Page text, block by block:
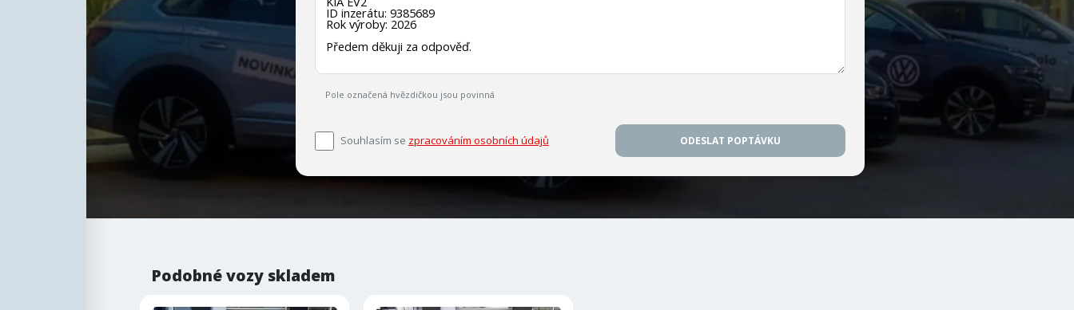
Pole označená hvězdičkou jsou povinná
Souhlasím se zpracováním osobních údajů ODESLAT POPTÁVKU
Podobné vozy skladem